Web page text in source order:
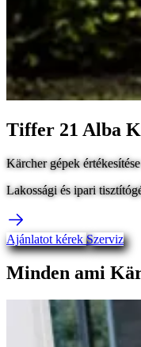
Tiffer 21 Alba
Kärcher gépek
Lakossági és ipari
Ajánlatot kérekSzerviz
Minden ami